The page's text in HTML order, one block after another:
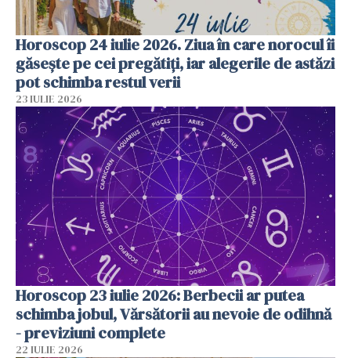
Horoscop 24 iulie 2026. Ziua în care norocul îi
găsește pe cei pregătiți, iar alegerile de astăzi
pot schimba restul verii
23 IULIE 2026
Horoscop 23 iulie 2026: Berbecii ar putea
schimba jobul, Vărsătorii au nevoie de odihnă
- previziuni complete
22 IULIE 2026